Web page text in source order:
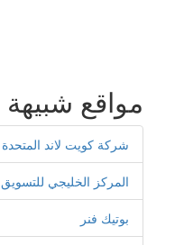
مواقع شبيهة
شركة كويت لاند المتحدة
المركز الخليجي للتسويق
بوتيك فنر